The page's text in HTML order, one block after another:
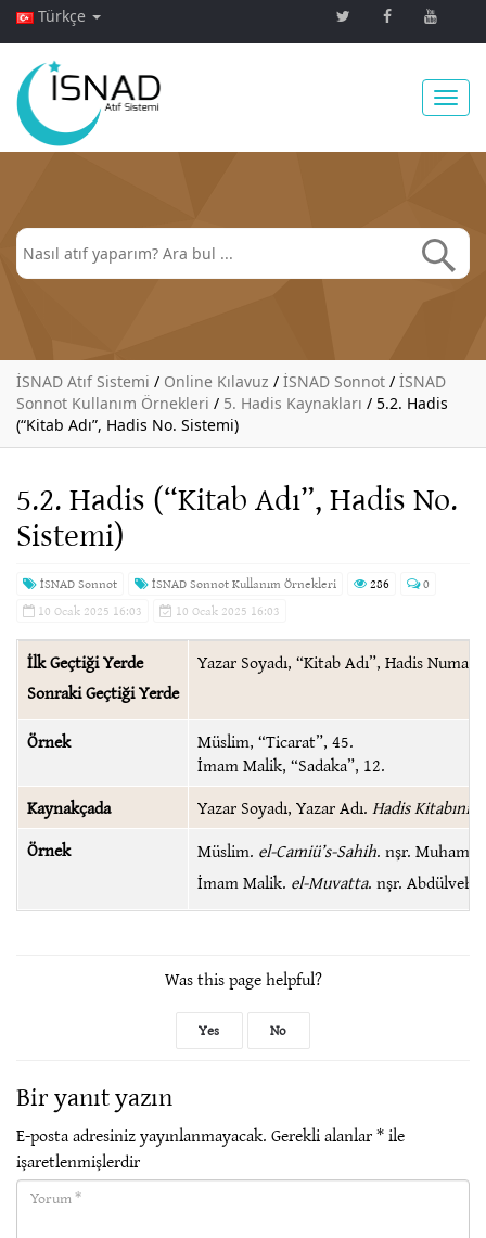
Türkçe
İSNAD Atıf Sistemi / Online Kılavuz / İSNAD Sonnot / İSNAD
Sonnot Kullanım Örnekleri / 5. Hadis Kaynakları / 5.2. Hadis
(“Kitab Adı”, Hadis No. Sistemi)
5.2. Hadis (“Kitab Adı”, Hadis No.
Sistemi)
İSNAD Sonnot İSNAD Sonnot Kullanım Örnekleri 286
0
10 Ocak 2025 16:03
10 Ocak 2025 16:03
İlk Geçtiği Yerde
Sonraki Geçtiği Yerde
Yazar Soyadı, “Kitab Adı”, Hadis
Örnek
Müslim, “Ticarat”, 45.
İmam Malik, “Sadaka”, 12.
Kaynakçada
Yazar Soyadı, Yazar Adı. Hadis Kitabının
Örnek
Müslim. el-Camiü’s-Sahih. nşr.
İmam Malik. el-Muvatta. nşr.
Was this page helpful?
Yes No
Bir yanıt yazın
E-posta adresiniz yayınlanmayacak. Gerekli alanlar*ile
işaretlenmişlerdir
Yorum(required)